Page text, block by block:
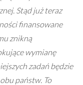
Stąd już teraz
finansowane
znikną
wymianę
zadań będzie
państw. To